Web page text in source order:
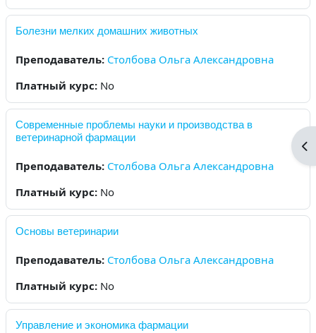
Болезни мелких домашних животных
Преподаватель: Столбова Ольга Александровна
Платный курс: No
Современные проблемы науки и производства в
ветеринарной фармации
Преподаватель: Столбова Ольга Александровна
Платный курс: No
Основы ветеринарии
Преподаватель: Столбова Ольга Александровна
Платный курс: No
Управление и экономика фармации